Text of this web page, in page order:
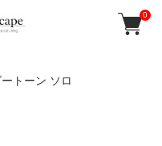
0
トーン ソロ